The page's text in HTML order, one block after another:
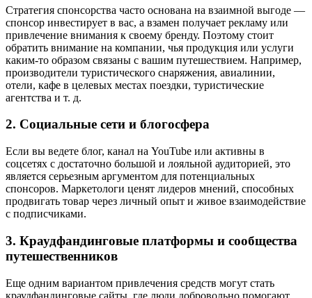
Стратегия спонсорства часто основана на взаимной выгоде —
спонсор инвестирует в вас, а взамен получает рекламу или
привлечение внимания к своему бренду. Поэтому стоит
обратить внимание на компании, чья продукция или услуги
каким-то образом связаны с вашим путешествием. Например,
производители туристического снаряжения, авиалинии,
отели, кафе в целевых местах поездки, туристические
агентства и т. д.
2. Социальные сети и блогосфера
Если вы ведете блог, канал на YouTube или активны в
соцсетях с достаточно большой и лояльной аудиторией, это
является серьезным аргументом для потенциальных
спонсоров. Маркетологи ценят лидеров мнений, способных
продвигать товар через личный опыт и живое взаимодействие
с подписчиками.
3. Краудфандинговые платформы и сообщества
путешественников
Еще одним вариантом привлечения средств могут стать
краудфандинговые сайты, где люди добровольно помогают